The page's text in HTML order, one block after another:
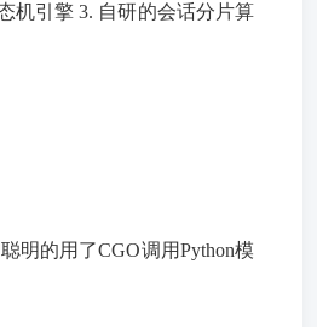
机引擎 3. 自研的会话分片算
明的用了CGO调用Python模